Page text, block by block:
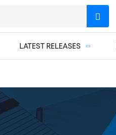
LATEST RELEASES